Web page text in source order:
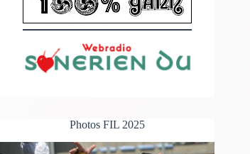
Photos FIL 2025